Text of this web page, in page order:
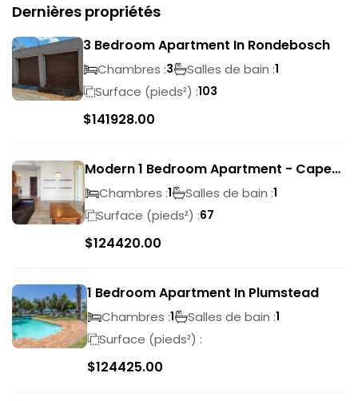
Dernières propriétés
3 Bedroom Apartment In Rondebosch
Chambres :3 Salles de bain :1
Surface (pieds²) :103
$141928.00
Modern 1 Bedroom Apartment - Cape
TownChambres :1 Salles de bain :1
Surface (pieds²) :67
$124420.00
1 Bedroom Apartment In Plumstead
Chambres :1 Salles de bain :1
Surface (pieds²) :
$124425.00